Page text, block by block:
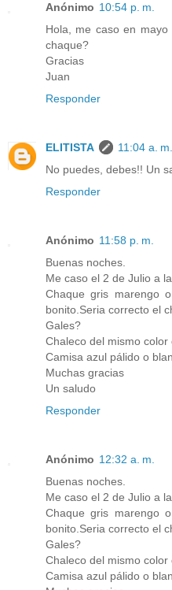
Anónimo 10:54 p. m.
Hola, me caso en
chaque?
Gracias
Juan
Responder
ELITISTA
11:04 a. m.
No puedes, debes!! Un
Responder
Anónimo 11:58 p. m.
Buenas noches.
Me caso el 2 de Julio a
Chaque gris marengo
bonito.Seria correcto el
Gales?
Chaleco del mismo color
Camisa azul pálido o
Muchas gracias
Un saludo
Responder
Anónimo 12:32 a. m.
Buenas noches.
Me caso el 2 de Julio a
Chaque gris marengo
bonito.Seria correcto el
Gales?
Chaleco del mismo color
Camisa azul pálido o